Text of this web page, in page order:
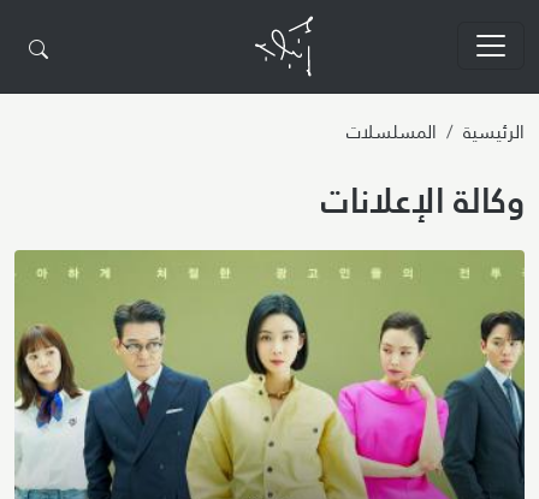
الرئيسية المسلسلات
وكالة الإعلانات